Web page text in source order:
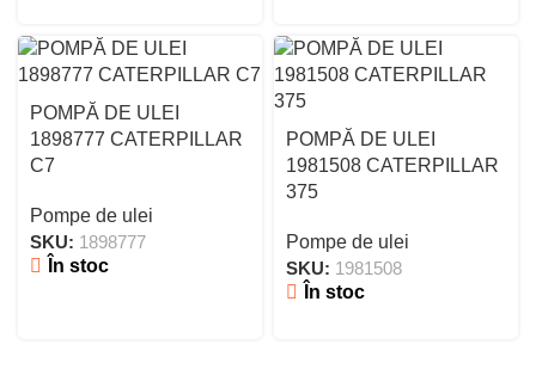
POMPĂ DE ULEI
1898777 CATERPILLAR
C7
Pompe de ulei
SKU: 1898777
În stoc
POMPĂ DE ULEI
1981508 CATERPILLAR
375
Pompe de ulei
SKU: 1981508
În stoc